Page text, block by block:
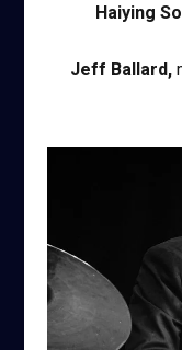
Haiying
Jeff Ballard,